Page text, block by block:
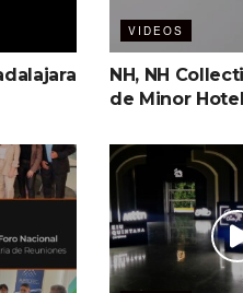
VIDEOS
NH, NH
de Minor